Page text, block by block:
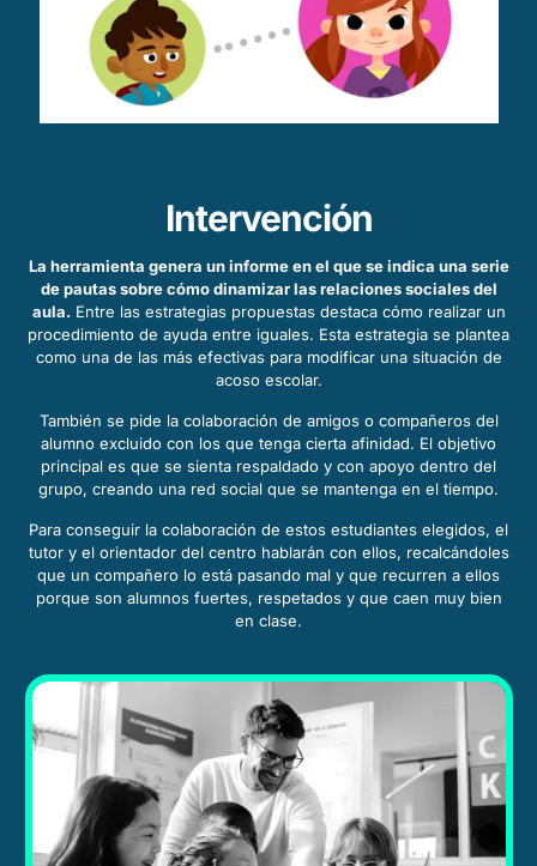
Intervención
La herramienta genera un informe en el que se indica una serie
de pautas sobre cómo dinamizar las relaciones sociales del
aula.Entre las estrategias propuestas destaca cómo realizar un
procedimiento de ayuda entre iguales. Esta estrategia se plantea
como una de las más efectivas para modificar una situación de
acoso escolar.
También se pide la colaboración de amigos o compañeros del
alumno excluido con los que tenga cierta afinidad. El objetivo
principal es que se sienta respaldado y con apoyo dentro del
grupo, creando una red social que se mantenga en el tiempo.
Para conseguir la colaboración de estos estudiantes elegidos, el
tutor y el orientador del centro hablarán con ellos, recalcándoles
que un compañero lo está pasando mal y que recurren a ellos
porque son alumnos fuertes, respetados y que caen muy bien
en clase.